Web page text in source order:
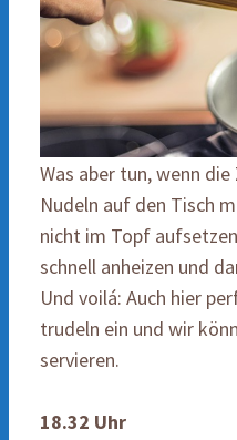
Was aber tun, wenn
Nudeln auf den Tisch
nicht im Topf
schnell anheizen und
Und voilá: Auch hier
trudeln ein und wir
servieren.
18.32 Uhr